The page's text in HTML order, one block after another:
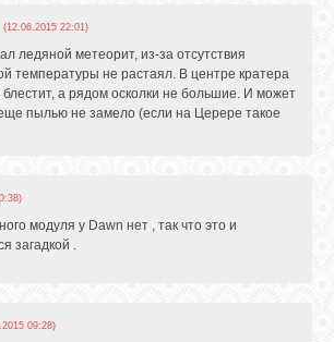
(12.06.2015 22:01)
ледяной метеорит, из-за отсутствия
температуры не растаял. В центре кратера
а рядом осколки не большие. И может
пылью не замело (если на Церере такое
модуля у Dawn нет , так что это и
загадкой .
09:28)